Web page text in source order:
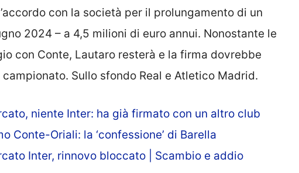
con la società per il prolungamento di un
2024 – a 4,5 milioni di euro annui. Nonostante le
con Conte, Lautaro resterà e la firma dovrebbe
Sullo sfondo Real e Atletico Madrid.
niente Inter: ha già firmato con un altro club
Conte-Oriali: la ‘confessione’ di Barella
Inter, rinnovo bloccato | Scambio e addio